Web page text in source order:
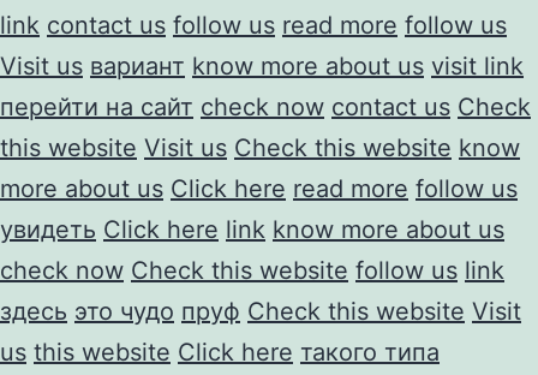
link contact us follow us read more follow us
Visit us вариант know more about us visit link
перейти на сайт check now contact us Check
this website Visit us Check this website know
more about us Click here read more follow us
увидеть Click here link know more about us
check now Check this website follow us link
здесь это чудо пруф Check this website Visit
us this website Click here такого типа